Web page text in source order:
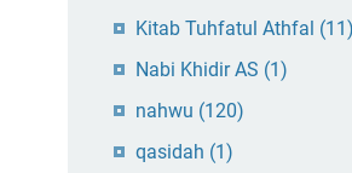
Kitab Tuhfatul Athfal (11)
Nabi Khidir AS (1)
nahwu (120)
qasidah (1)